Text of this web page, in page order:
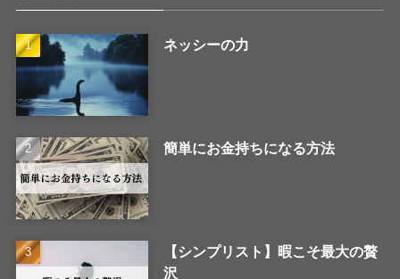
ネッシーの力
簡単にお金持ちになる方法
【シンプリスト】暇こそ最大の贅
沢